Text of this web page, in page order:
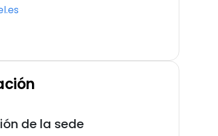
de la sede